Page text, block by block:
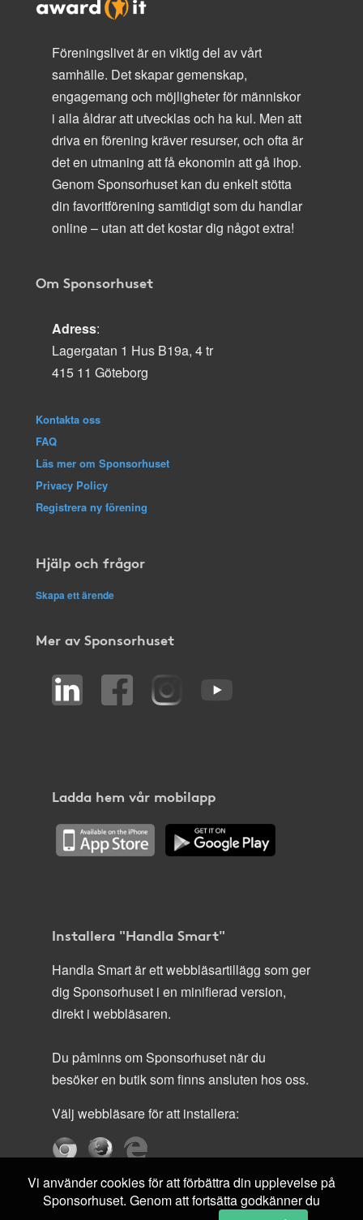
Föreningslivet är en viktig del av vårt
samhälle. Det skapar gemenskap,
engagemang och möjligheter för människor
i alla åldrar att utvecklas och ha kul. Men att
driva en förening kräver resurser, och ofta är
det en utmaning att få ekonomin att gå ihop.
Genom Sponsorhuset kan du enkelt stötta
din favoritförening samtidigt som du handlar
online – utan att det kostar dig något extra!
Om Sponsorhuset
Adress:
Lagergatan 1 Hus B19a, 4 tr
415 11 Göteborg
Kontakta oss
FAQ
Läs mer om Sponsorhuset
Privacy Policy
Registrera ny förening
Hjälp och frågor
Skapa ett ärende
Mer av Sponsorhuset
Ladda hem vår mobilapp
Installera "Handla Smart"
Handla Smart är ett webbläsartillägg som ger
dig Sponsorhuset i en minifierad version,
direkt i webbläsaren.
Du påminns om Sponsorhuset när du
besöker en butik som finns ansluten hos oss.
Välj webbläsare för att installera:
Vi använder cookies för att förbättra din upplevelse på
Sponsorhuset. Genom att fortsätta godkänner du